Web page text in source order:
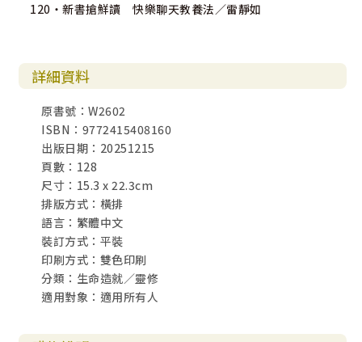
120・新書搶鮮讀 快樂聊天教養法／雷靜如
詳細資料
原書號：W2602
ISBN：9772415408160
出版日期：20251215
頁數：128
尺寸：15.3 x 22.3cm
排版方式：橫排
語言：繁體中文
裝訂方式：平裝
印刷方式：雙色印刷
分類：生命造就／靈修
適用對象：適用所有人